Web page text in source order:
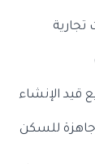
تجارية
قيد الإنشاء
للسكن